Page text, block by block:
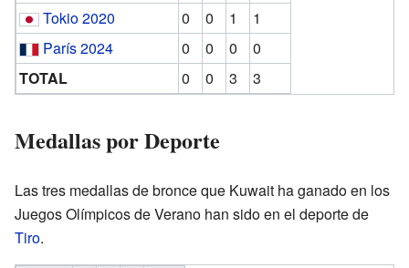
Tokio 2020
0 0 1
1
París 2024
0 0 0
0
TOTAL
0 0 3 3
Medallas por Deporte
Las tres medallas de bronce que Kuwait ha ganado en los
Juegos Olímpicos de Verano han sido en el deporte de
Tiro.